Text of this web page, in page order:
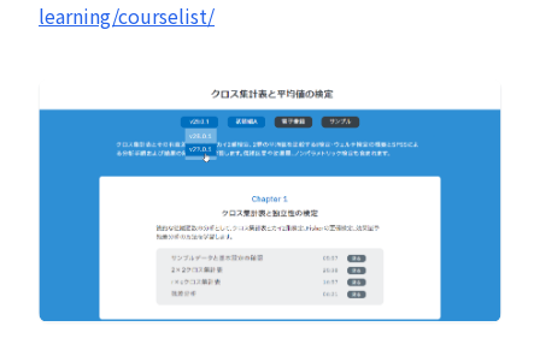
learning/courselist/